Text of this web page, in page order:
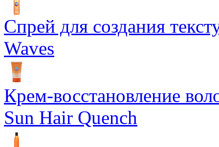
Спрей для создания
Waves
Крем-восстановление
Sun Hair Quench